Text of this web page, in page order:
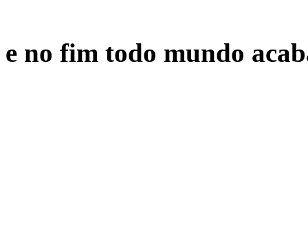
e no fim todo mundo